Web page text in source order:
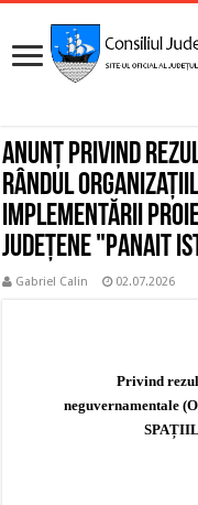
Anunț Privind
rândul
implementării
JUDEȚENE "PANAIT
Gabriel Calin 02.07.2026
Privind
neguvernamentale